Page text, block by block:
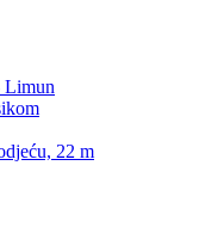
Limun
22 m